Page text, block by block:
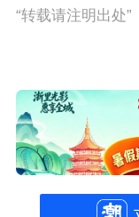
“转载请注明出处”